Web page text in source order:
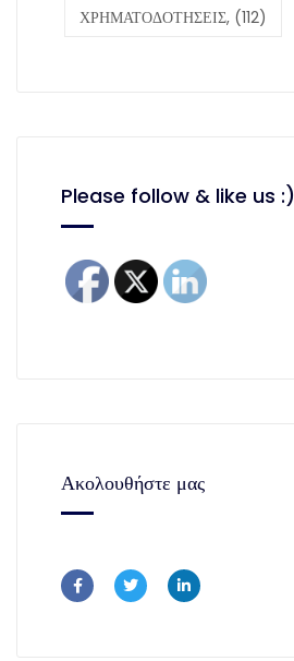
ΧΡΗΜΑΤΟΔΟΤΗΣΕΙΣ, (112)
Please follow & like us :)
Ακολουθήστε μας